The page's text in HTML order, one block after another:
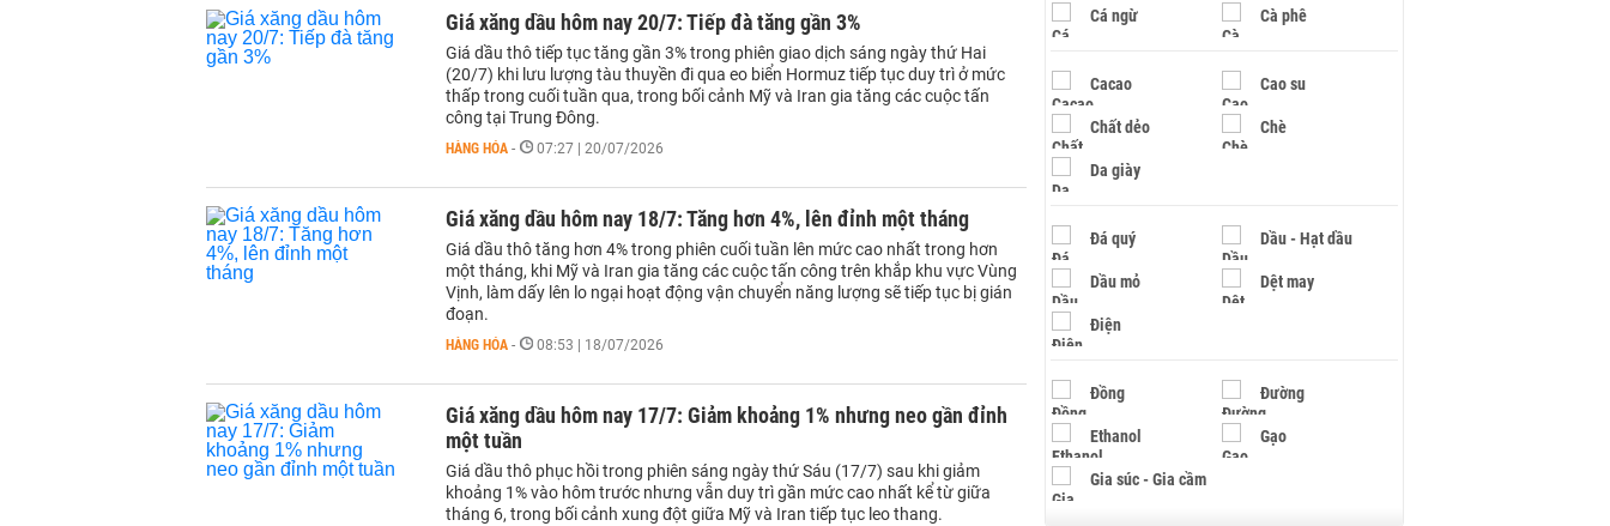
Giá xăng dầu hôm nay 20/7: Tiếp đà tăng gần 3%
Giá dầu thô tiếp tục tăng gần 3% trong phiên giao dịch sáng ngày thứ Hai
(20/7) khi lưu lượng tàu thuyền đi qua eo biển Hormuz tiếp tục duy trì ở mức
thấp trong cuối tuần qua, trong bối cảnh Mỹ và Iran gia tăng các cuộc tấn
công tại Trung Đông.
HÀNG HÓA - 07:27 | 20/07/2026
Giá xăng dầu hôm nay 18/7: Tăng hơn 4%, lên đỉnh một tháng
Giá dầu thô tăng hơn 4% trong phiên cuối tuần lên mức cao nhất trong hơn
một tháng, khi Mỹ và Iran gia tăng các cuộc tấn công trên khắp khu vực Vùng
Vịnh, làm dấy lên lo ngại hoạt động vận chuyển năng lượng sẽ tiếp tục bị gián
đoạn.
HÀNG HÓA - 08:53 | 18/07/2026
Giá xăng dầu hôm nay 17/7: Giảm khoảng 1% nhưng neo gần đỉnh
một tuần
Giá dầu thô phục hồi trong phiên sáng ngày thứ Sáu (17/7) sau khi giảm
khoảng 1% vào hôm trước nhưng vẫn duy trì gần mức cao nhất kể từ giữa
tháng 6, trong bối cảnh xung đột giữa Mỹ và Iran tiếp tục leo thang.
tư hai dự án NOXH gần
2.000 tỷ đồng
Cá ngừ Cà phê
Cacao Cao su
Chất dẻo Chè
Da giày
Đá quý Dầu - Hạt dầu
Dầu mỏ Dệt may
Điện
Đồng Đường
Ethanol Gạo
Gia súc - Gia cầm